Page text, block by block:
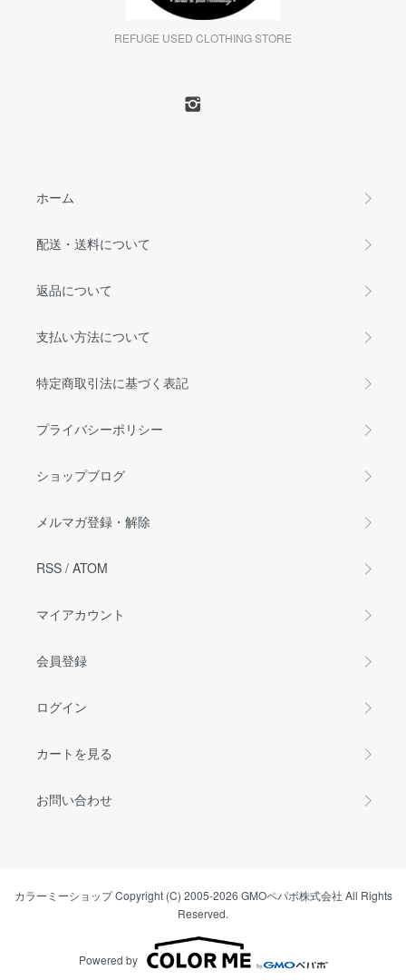
REFUGE USED CLOTHING STORE
ホーム
配送・送料について
返品について
支払い方法について
特定商取引法に基づく表記
プライバシーポリシー
ショップブログ
メルマガ登録・解除
RSS / ATOM
マイアカウント
会員登録
ログイン
カートを見る
お問い合わせ
カラーミーショップCopyright (C) 2005-2026 GMOペパボ株式会社 All Rights
Reserved.
Powered by